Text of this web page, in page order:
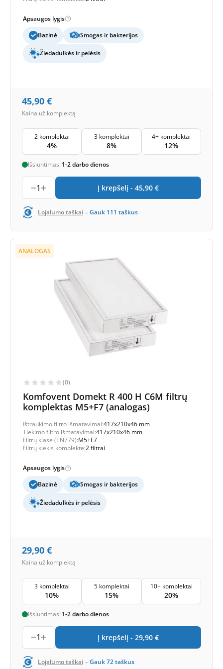
Apsaugos lygis
Bazinė
Smogas ir bakterijos
Žiedadulkės ir pelėsis
45,90 €
Kaina už komplektą
2 komplektai
4%
3 komplektai
8%
4+ komplektai
12%
Išsiuntimas: 1-2 darbo dienos
1 Į krepšelį - 45,90 €
Lojalumo taškai - Gauk 111 taškus
ANALOGAS
(0)
Komfovent Domekt R 400 H C6M filtrų
komplektas M5+F7 (analogas)
Ištraukimo filtro išmatavimai:417x210x46 mm
Tiekimo filtro išmatavimai:417x210x46 mm
Filtrų klasė (EN779):M5+F7
Filtrų kiekis komplekte:2 filtrai
Apsaugos lygis
Bazinė
Smogas ir bakterijos
Žiedadulkės ir pelėsis
29,90 €
Kaina už komplektą
3 komplektai
10%
5 komplektai
15%
10+ komplektai
20%
Išsiuntimas: 1-2 darbo dienos
1 Į krepšelį - 29,90 €
Lojalumo taškai - Gauk72taškus